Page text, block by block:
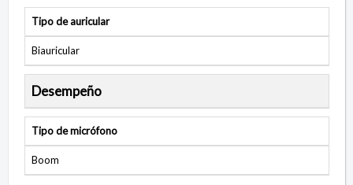
Tipo de auricular
Biauricular
Desempeño
Tipo de micrófono
Boom